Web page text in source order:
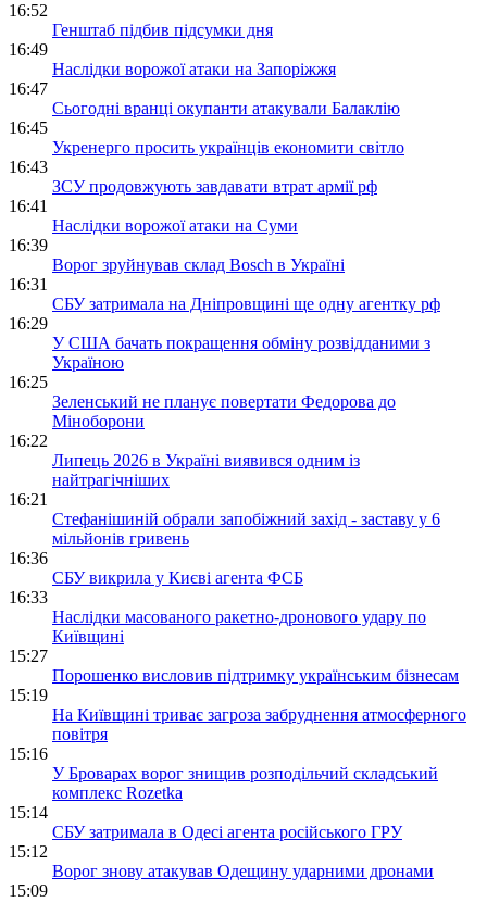
16:52
Генштаб підбив підсумки дня
16:49
Наслідки ворожої атаки на Запоріжжя
16:47
Сьогодні вранці окупанти атакували Балаклію
16:45
Укренерго просить українців економити світло
16:43
ЗСУ продовжують завдавати втрат армії рф
16:41
Наслідки ворожої атаки на Суми
16:39
Ворог зруйнував склад Bosch в Україні
16:31
СБУ затримала на Дніпровщині ще одну агентку рф
16:29
У США бачать покращення обміну розвідданими з
Україною
16:25
Зеленський не планує повертати Федорова до
Міноборони
16:22
Липець 2026 в Україні виявився одним із
найтрагічніших
16:21
Стефанішиній обрали запобіжний захід - заставу у 6
мільйонів гривень
16:36
СБУ викрила у Києві агента ФСБ
16:33
Наслідки масованого ракетно-дронового удару по
Київщині
15:27
Порошенко висловив підтримку українським бізнесам
15:19
На Київщині триває загроза забруднення атмосферного
повітря
15:16
У Броварах ворог знищив розподільчий складський
комплекс Rozetka
15:14
СБУ затримала в Одесі агента російського ГРУ
15:12
Ворог знову атакував Одещину ударними дронами
15:09